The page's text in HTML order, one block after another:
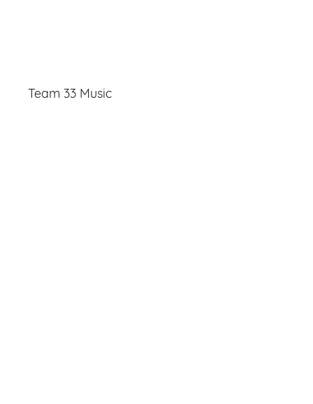
Team 33 Music